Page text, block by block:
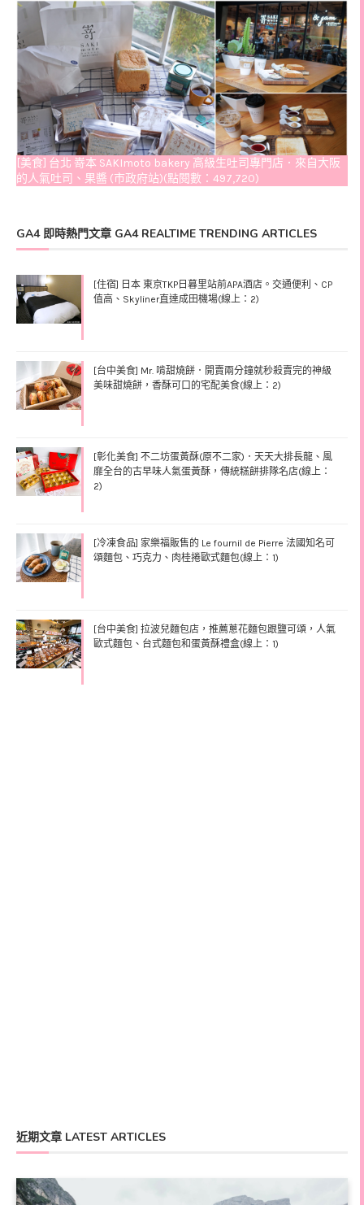
[美食] 台北 嵜本 SAKImoto bakery 高級生吐司專門店．來自大阪
的人氣吐司、果醬 (市政府站)(點閱數：497,720)
GA4 即時熱門文章 GA4 REALTIME TRENDING ARTICLES
[住宿] 日本 東京TKP日暮里站前APA酒店。交通便利、CP
值高、Skyliner直達成田機場(線上：2)
[台中美食] Mr. 啃甜燒餅．開賣兩分鐘就秒殺賣完的神級
美味甜燒餅，香酥可口的宅配美食(線上：2)
[彰化美食] 不二坊蛋黃酥(原不二家)．天天大排長龍、風
靡全台的古早味人氣蛋黃酥，傳統糕餅排隊名店(線上：
2)
[冷凍食品] 家樂福販售的 Le fournil de Pierre 法國知名可
頌麵包、巧克力、肉桂捲歐式麵包(線上：1)
[台中美食] 拉波兒麵包店，推薦蔥花麵包跟鹽可頌，人氣
歐式麵包、台式麵包和蛋黃酥禮盒(線上：1)
近期文章 LATEST ARTICLES